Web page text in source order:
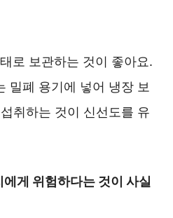
로 보관하는 것이 좋아요.
밀폐 용기에 넣어 냉장 보
취하는 것이 신선도를 유
게 위험하다는 것이 사실